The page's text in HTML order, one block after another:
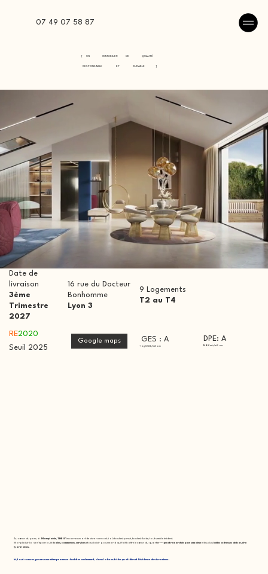
07 49 07 58 87
[ UN IMMOBILIER DE QUALITÉ
RESPONSABLE ET DURABLE ]
Au cœur du parc, à Monplaisir, THE 8’incarne un art de vivre rare : celui où tout est pensé, tout est fluide, tout semble évident.
Monplaisir la vie s’épanouit: écoles, commerces, services et ce plaisir gourmand qui fait battre le cœur du quartier — quatre marchés par semaineet les plus belles adresses de bouche
lyonnaises.
Ici, tout converge vers une même promesse : habiter autrement, dans la beauté du quotidien et l’évidence de vivre mieux.
Date de
livraison
3ème
Trimestre
2027
16 rue du Docteur
Bonhomme
Lyon 3
9 Logements
T2 au T4
RE2020
Seuil 2025
Google maps GES : A
- 1 kgCO2/m2 an
DPE: A
59Kwh/m2 an